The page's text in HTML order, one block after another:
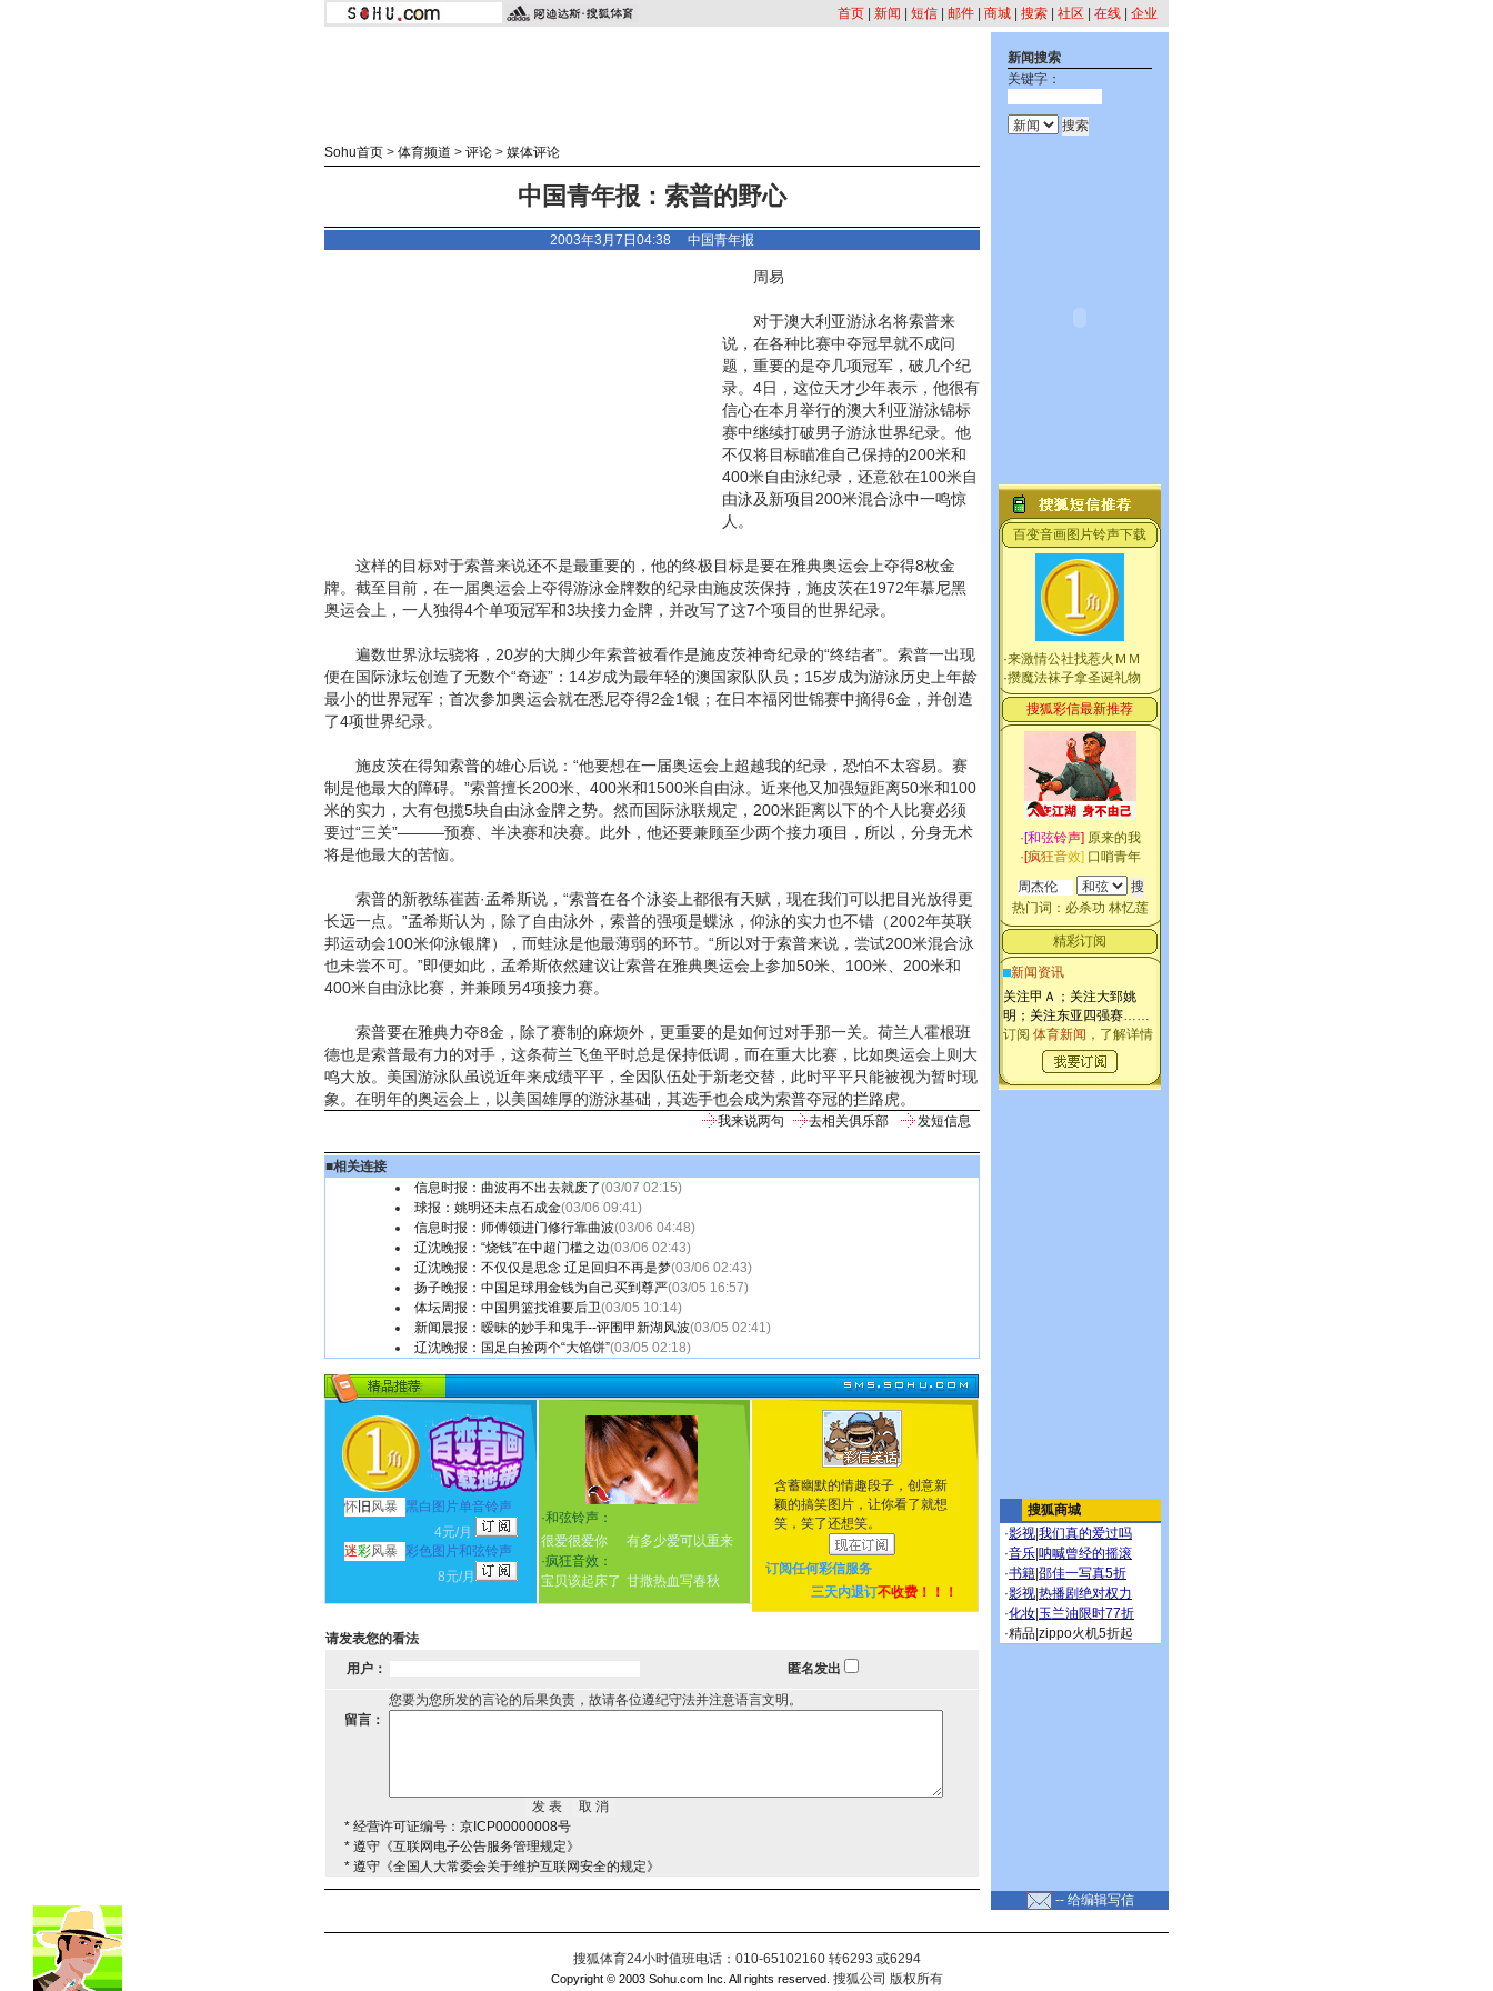
首页 新闻 短信 邮件 商城 搜索 社区 在线 企业
Sohu首页 > 体育频道 > 评论 > 媒体评论
中国青年报：索普的野心
2003年3月7日04:38 中国青年报
周易
对于澳大利亚游泳名将索普来
说，在各种比赛中夺冠早就不成问
题，重要的是夺几项冠军，破几个纪
录。4日，这位天才少年表示，他很有
信心在本月举行的澳大利亚游泳锦标
赛中继续打破男子游泳世界纪录。他
不仅将目标瞄准自己保持的200米和
400米自由泳纪录，还意欲在100米自
由泳及新项目200米混合泳中一鸣惊
人。
这样的目标对于索普来说还不是最重要的，他的终极目标是要在雅典奥运会上夺得8枚金
牌。截至目前，在一届奥运会上夺得游泳金牌数的纪录由施皮茨保持，施皮茨在1972年慕尼黑
奥运会上，一人独得4个单项冠军和3块接力金牌，并改写了这7个项目的世界纪录。
遍数世界泳坛骁将，20岁的大脚少年索普被看作是施皮茨神奇纪录的“终结者”。索普一出现
便在国际泳坛创造了无数个“奇迹”：14岁成为最年轻的澳国家队队员；15岁成为游泳历史上年龄
最小的世界冠军；首次参加奥运会就在悉尼夺得2金1银；在日本福冈世锦赛中摘得6金，并创造
了4项世界纪录。
施皮茨在得知索普的雄心后说：“他要想在一届奥运会上超越我的纪录，恐怕不太容易。赛
制是他最大的障碍。”索普擅长200米、400米和1500米自由泳。近来他又加强短距离50米和100
米的实力，大有包揽5块自由泳金牌之势。然而国际泳联规定，200米距离以下的个人比赛必须
要过“三关”———预赛、半决赛和决赛。此外，他还要兼顾至少两个接力项目，所以，分身无术
将是他最大的苦恼。
索普的新教练崔茜·孟希斯说，“索普在各个泳姿上都很有天赋，现在我们可以把目光放得更
长远一点。”孟希斯认为，除了自由泳外，索普的强项是蝶泳，仰泳的实力也不错（2002年英联
邦运动会100米仰泳银牌），而蛙泳是他最薄弱的环节。“所以对于索普来说，尝试200米混合泳
也未尝不可。”即便如此，孟希斯依然建议让索普在雅典奥运会上参加50米、100米、200米和
400米自由泳比赛，并兼顾另4项接力赛。
索普要在雅典力夺8金，除了赛制的麻烦外，更重要的是如何过对手那一关。荷兰人霍根班
德也是索普最有力的对手，这条荷兰飞鱼平时总是保持低调，而在重大比赛，比如奥运会上则大
鸣大放。美国游泳队虽说近年来成绩平平，全因队伍处于新老交替，此时平平只能被视为暂时现
象。在明年的奥运会上，以美国雄厚的游泳基础，其选手也会成为索普夺冠的拦路虎。
我来说两句 去相关俱乐部 发短信息
■相关连接
信息时报：曲波再不出去就废了(03/07 02:15)
球报：姚明还未点石成金(03/06 09:41)
信息时报：师傅领进门修行靠曲波(03/06 04:48)
辽沈晚报：“烧钱”在中超门槛之边(03/06 02:43)
辽沈晚报：不仅仅是思念 辽足回归不再是梦(03/06 02:43)
扬子晚报：中国足球用金钱为自己买到尊严(03/05 16:57)
体坛周报：中国男篮找谁要后卫(03/05 10:14)
新闻晨报：暧昧的妙手和鬼手--评围甲新湖风波(03/05 02:41)
辽沈晚报：国足白捡两个“大馅饼”(03/05 02:18)
怀 旧 风暴
黑白图片单音铃声
4元/月
迷彩风暴 彩色图片和弦铃声
8元/月
·和弦铃声：
很爱很爱你
有多少爱可以重来
·疯狂音效：
宝贝该起床了 甘撒热血写春秋
含蓄幽默的情趣段子，创意新
颖的搞笑图片，让你看了就想
笑，笑了还想笑。
订阅任何彩信服务
三天内退订不收费！！！
请发表您的看法
用户：
匿名发出
您要为您所发的言论的后果负责，故请各位遵纪守法并注意语言文明。
留言：
* 经营许可证编号：京ICP00000008号
* 遵守《互联网电子公告服务管理规定》
* 遵守《全国人大常委会关于维护互联网安全的规定》
新闻搜索
关键字：
百变音画图片铃声下载
·来激情公社找惹火ＭＭ
·攒魔法袜子拿圣诞礼物
搜狐彩信最新推荐
·[和弦铃声] 原来的我
·[疯狂音效] 口哨青年
热门词： 必杀功 林忆莲
精彩订阅
新闻资讯
关注甲Ａ；关注大郅姚
明；关注东亚四强赛……
订阅 体育新闻 ，了解详情
搜狐商城
·影视 我们真的爱过吗
·音乐 呐喊曾经的摇滚
·书籍 邵佳一写真5折
·影视 热播剧绝对权力
·化妆 玉兰油限时77折
·精品 zippo火机5折起
-- 给编辑写信
搜狐体育24小时值班电话：010-65102160 转6293 或6294
Copyright © 2003 Sohu.com Inc. All rights reserved. 搜狐公司 版权所有